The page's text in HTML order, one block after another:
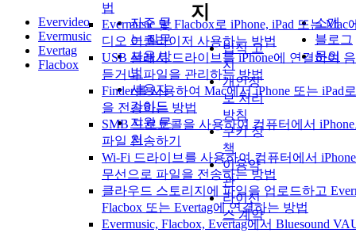
법
Evermusic 및 Flacbox로 iPhone, iPad 또는 Mac
디오 이퀄라이저 사용하는 방법
USB 플래시 드라이브를 iPhone에 연결하여
듣거나 파일을 관리하는 방법
Finder를 사용하여 Mac에서 iPhone 또는 iPad
을 전송하는 방법
SMB 프로토콜을 사용하여 컴퓨터에서
파일 전송하기
Wi-Fi 드라이브를 사용하여 컴퓨터에서
무선으로 파일을 전송하는 방법
클라우드 스토리지에 파일을 업로드하고
Flacbox 또는 Evertag에 연결하는 방법
Evermusic, Flacbox, Evertag에서 Bluesound
Evervideo
Evermusic
Evertag
Flacbox
자주 묻
는 질문
사용 방
법
사용자
가이드
지원 문
의
지
법적 고
지
개인정
보 처리
방침
쿠키 정
책
이용약
관
라이선
스 계약
소개
블로그
문의